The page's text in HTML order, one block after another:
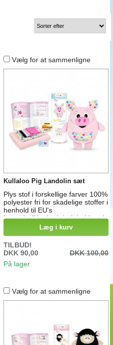
Vælg for at sammenligne
Kullaloo Pig Landolin sæt
Plys stof i forskellige farver 100%
polyester fri for skadelige stoffer i
henhold til EU's
legetøjssikkerhed. Indeholder alt
du skal bruge for at lave denne
søde Cuddly Pig
Læg i kurv
TILBUD!
DKK 90,00
DKK 100,00
På lager
Vælg for at sammenligne